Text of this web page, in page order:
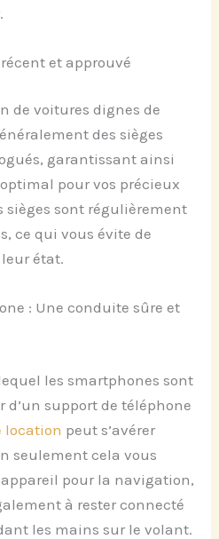
et approuvé
de voitures dignes de
des sièges
garantissant ainsi
pour vos précieux
sièges sont régulièrement
ce qui vous évite de
état.
: Une conduite sûre et
les smartphones sont
d’un support de téléphone
location peut s’avérer
seulement cela vous
pour la navigation,
à rester connecté
les mains sur le volant.